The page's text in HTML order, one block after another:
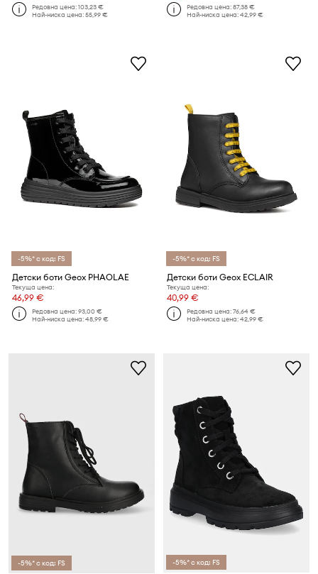
Редовна цена:103,23 €
Най-ниска цена:55,99 €
Редовна цена:87,38 €
Най-ниска цена:42,99 €
-5%* с код: FS
Детски боти Geox PHAOLAE
Текуща цена:
46,99 €
Редовна цена:93,00 €
Най-ниска цена:48,99 €
-5%* с код: FS
Детски боти Geox ECLAIR
Текуща цена:
40,99 €
Редовна цена:76,64 €
Най-ниска цена:42,99 €
-5%* с код: FS -5%* с код: FS